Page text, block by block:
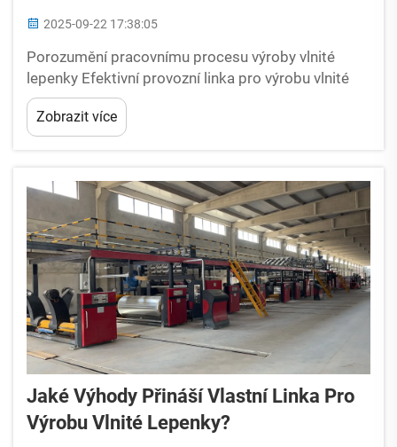
2025-09-22 17:38:05
Porozumění pracovnímu procesu výroby vlnité
lepenky Efektivní provozní linka pro výrobu vlnité
lepenky vyžaduje systematické porozumění tomu,
jak se suroviny proměňují na hotové obaly.
Optimalizace tohoto pracovního postupu přímo
Zobrazit více
Jaké Výhody Přináší Vlastní Linka Pro
Výrobu Vlnité Lepenky?